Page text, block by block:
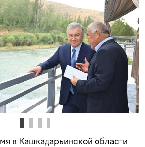
в Кашкадарьинской области